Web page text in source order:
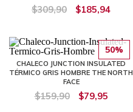
$309,90 $185,94
50%
CHALECO JUNCTION INSULATED
TÉRMICO GRIS HOMBRE THE NORTH
FACE
$159,90 $79,95